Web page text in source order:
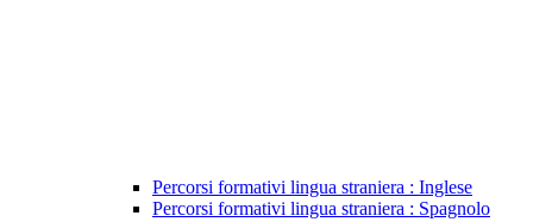
Percorsi formativi lingua straniera : Inglese
Percorsi formativi lingua straniera : Spagnolo